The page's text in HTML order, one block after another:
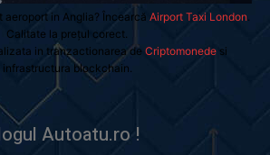
in Anglia? Încearcă Airport Taxi London
Calitate la prețul corect.
in tranzactionarea de Criptomonedesi
infrastructura blockchain.
Autoatu.ro !